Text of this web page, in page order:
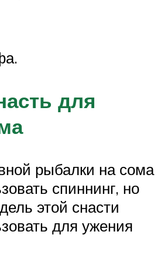
для
рыбалки на сома
спиннинг, но
этой снасти
для ужения